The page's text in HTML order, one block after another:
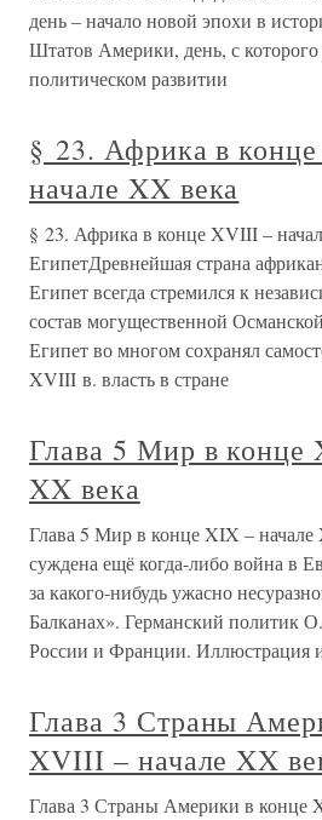
день – начало новой эпохи в
Штатов Америки, день, с которого
политическом развитии
§ 23. Африка в
начале XX века
§ 23. Африка в конце XVIII –
ЕгипетДревнейшая страна
Египет всегда стремился к
состав могущественной
Египет во многом сохранял
XVIII в. власть в стране
Глава 5 Мир в конце
XX века
Глава 5 Мир в конце XIX – начале
суждена ещё когда-либо война в
за какого-нибудь ужасно
Балканах». Германский политик
России и Франции. Иллюстрация
Глава 3 Страны
XVIII – начале XX
Глава 3 Страны Америки в конце